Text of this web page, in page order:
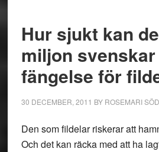
Hur sjukt kan
miljon
fängelse för
30 DECEMBER, 2011 BY ROSEMARI
Den som fildelar riskerar att
Och det kan räcka med att ha